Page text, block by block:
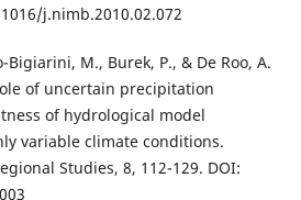
j.nimb.2010.02.072
Bigiarini, M., Burek, P., & De Roo, A.
of uncertain precipitation
of hydrological model
variable climate conditions.
Studies, 8, 112-129. DOI: